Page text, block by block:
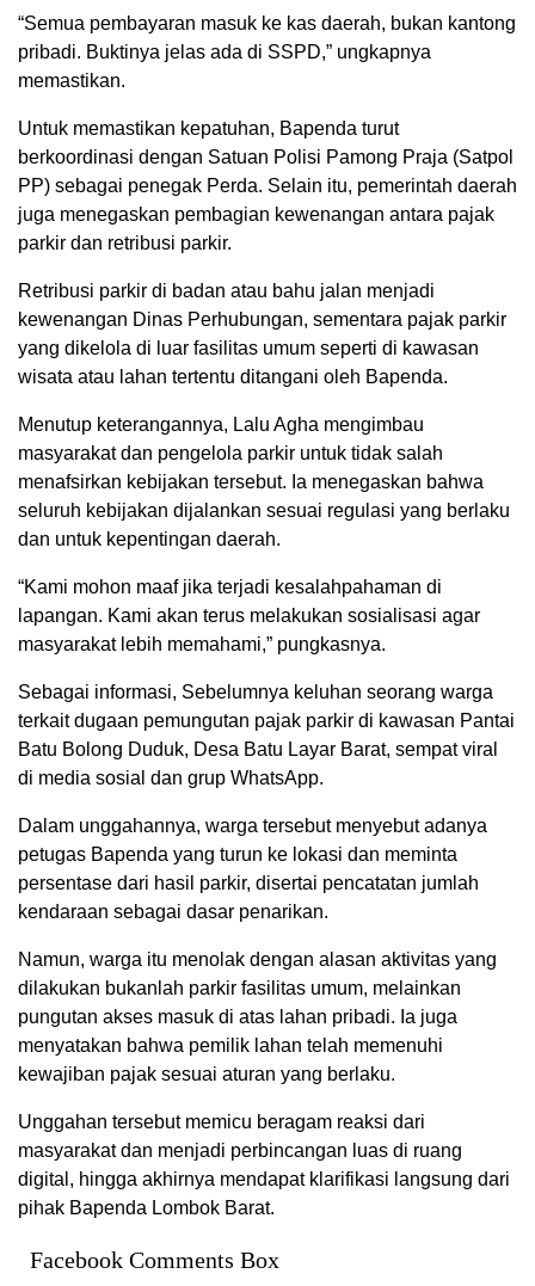
“Semua pembayaran masuk ke kas daerah, bukan kantong
pribadi. Buktinya jelas ada di SSPD,” ungkapnya
memastikan.
Untuk memastikan kepatuhan, Bapenda turut
berkoordinasi dengan Satuan Polisi Pamong Praja (Satpol
PP) sebagai penegak Perda. Selain itu, pemerintah daerah
juga menegaskan pembagian kewenangan antara pajak
parkir dan retribusi parkir.
Retribusi parkir di badan atau bahu jalan menjadi
kewenangan Dinas Perhubungan, sementara pajak parkir
yang dikelola di luar fasilitas umum seperti di kawasan
wisata atau lahan tertentu ditangani oleh Bapenda.
Menutup keterangannya, Lalu Agha mengimbau
masyarakat dan pengelola parkir untuk tidak salah
menafsirkan kebijakan tersebut. Ia menegaskan bahwa
seluruh kebijakan dijalankan sesuai regulasi yang berlaku
dan untuk kepentingan daerah.
“Kami mohon maaf jika terjadi kesalahpahaman di
lapangan. Kami akan terus melakukan sosialisasi agar
masyarakat lebih memahami,” pungkasnya.
Sebagai informasi, Sebelumnya keluhan seorang warga
terkait dugaan pemungutan pajak parkir di kawasan Pantai
Batu Bolong Duduk, Desa Batu Layar Barat, sempat viral
di media sosial dan grup WhatsApp.
Dalam unggahannya, warga tersebut menyebut adanya
petugas Bapenda yang turun ke lokasi dan meminta
persentase dari hasil parkir, disertai pencatatan jumlah
kendaraan sebagai dasar penarikan.
Namun, warga itu menolak dengan alasan aktivitas yang
dilakukan bukanlah parkir fasilitas umum, melainkan
pungutan akses masuk di atas lahan pribadi. Ia juga
menyatakan bahwa pemilik lahan telah memenuhi
kewajiban pajak sesuai aturan yang berlaku.
Unggahan tersebut memicu beragam reaksi dari
masyarakat dan menjadi perbincangan luas di ruang
digital, hingga akhirnya mendapat klarifikasi langsung dari
pihak Bapenda Lombok Barat.
Facebook Comments Box